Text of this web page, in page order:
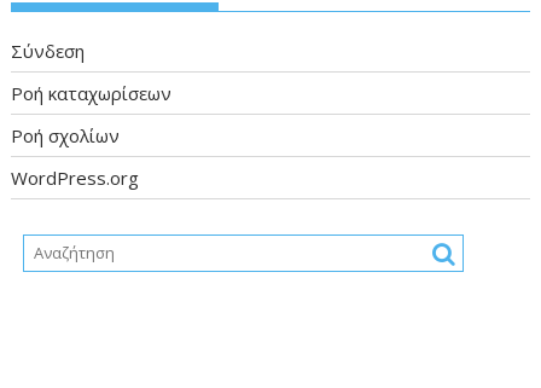
Σύνδεση
Ροή καταχωρίσεων
Ροή σχολίων
WordPress.org